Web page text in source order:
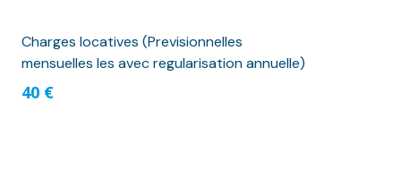
Charges locatives (Previsionnelles
mensuelles les avec regularisation annuelle)
40 €